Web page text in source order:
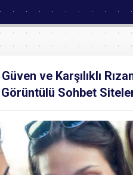
ve Karşılıklı
Sohbet